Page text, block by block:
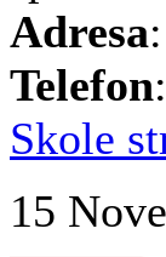
Adresa
Telefon
Skole
15